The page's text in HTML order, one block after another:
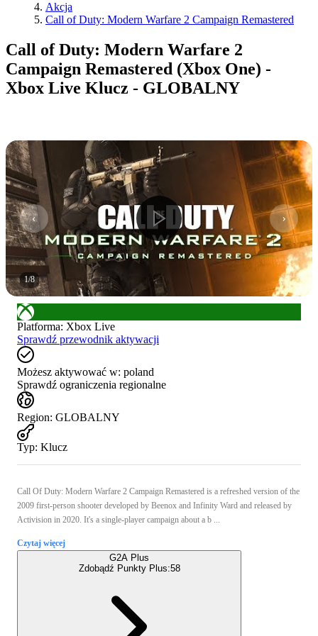
Akcja
Call of Duty: Modern Warfare 2 Campaign Remastered
Call of Duty: Modern Warfare 2
Campaign Remastered (Xbox One) -
Xbox Live Klucz - GLOBALNY
1/8
Platforma: Xbox Live
Sprawdź przewodnik aktywacji
Możesz aktywować w: poland
Sprawdź ograniczenia regionalne
Region: GLOBALNY
Typ: Klucz
Call Of Duty: Modern Warfare 2 Campaign Remastered is a refreshed version of the
2009 first-person shooter developed by Beenox and Infinity Ward and released by
Activision in 2020. It's a single-player campaign about a b ...
Czytaj więcej
G2A Plus
Zdobądź Punkty Plus:58